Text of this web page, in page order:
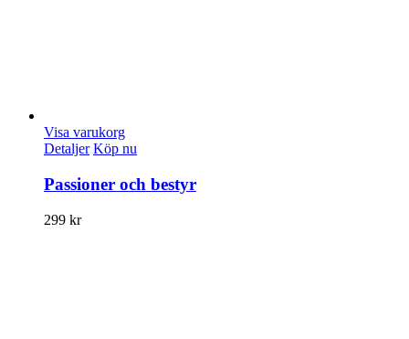
Visa varukorg
Detaljer Köp nu
Passioner och bestyr
299 kr